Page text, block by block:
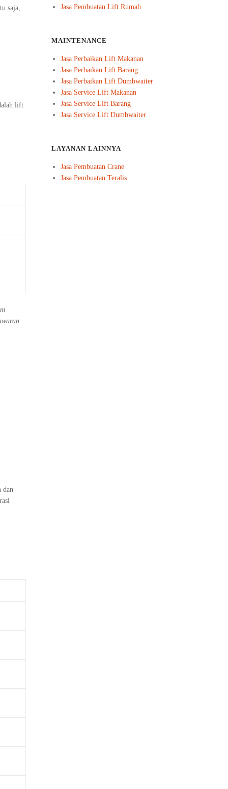
saja,
lift
dan
Jasa Pembuatan Lift Rumah
MAINTENANCE
Jasa Perbaikan Lift Makanan
Jasa Perbaikan Lift Barang
Jasa Perbaikan Lift Dumbwaiter
Jasa Service Lift Makanan
Jasa Service Lift Barang
Jasa Service Lift Dumbwaiter
LAYANAN LAINNYA
Jasa Pembuatan Crane
Jasa Pembuatan Teralis